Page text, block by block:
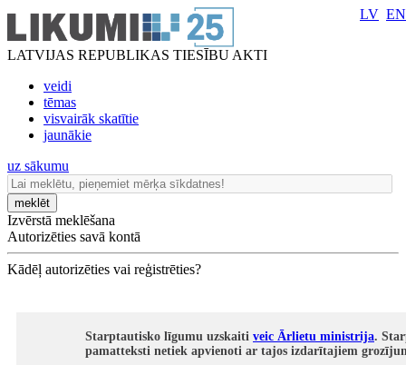
LATVIJAS REPUBLIKAS TIESĪBU AKTI
veidi
tēmas
visvairāk skatītie
jaunākie
LV EN
uz sākumu
meklēt
Izvērstā meklēšana
Autorizēties savā kontā
Kādēļ autorizēties vai reģistrēties?
Starptautisko līgumu uzskaiti veic Ārlietu ministrija.
pamatteksti netiek apvienoti ar tajos izdarītajiem